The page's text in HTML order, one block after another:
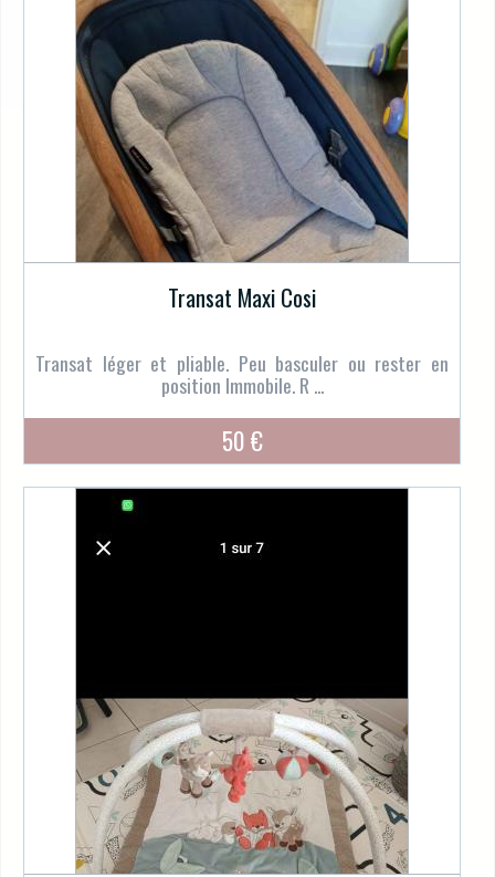
Transat Maxi Cosi
Transat léger et pliable. Peu basculer ou rester en
position Immobile. R ...
50 €